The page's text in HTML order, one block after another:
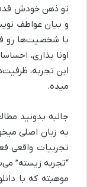
تو ذهن خودش قدم
و بیان عواطف
با شخصیت‌ها رو
اونا بذاری،
این تجربه،
میده.
جالبه بدونید
به زبان اصلی
تجربیات واقعی
“تجربه زیسته”
موهبته که با